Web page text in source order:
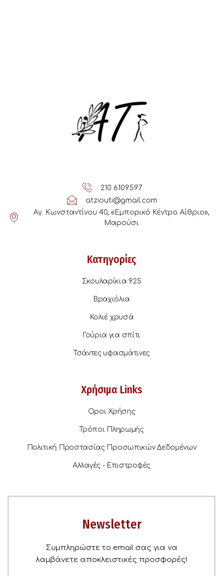
210 6109597
atziouti@gmail.com
Αγ. Κωνσταντίνου 40, «Εμπορικό Κέντρο Αίθριο»,
Μαρούσι
Κατηγορίες
Σκουλαρίκια 925
Βραχιόλια
Κολιέ χρυσά
Γούρια για σπίτι
Τσάντες υφασμάτινες
Χρήσιμα Links
Οροι Χρήσης
Τρόποι Πληρωμής
Πολιτική Προστασίας Προσωπικών Δεδομένων
Αλλαγές - Επιστροφές
Newsletter
Συμπληρώστε το email σας για να
λαμβάνετε αποκλειστικές προσφορές!